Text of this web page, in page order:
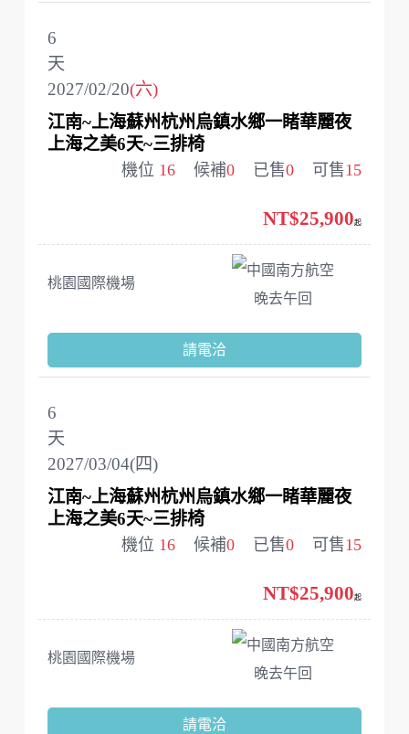
2027/02/20(六)
6
天
江南~上海蘇州杭州烏鎮水鄉一睹華麗夜
上海之美6天~三排椅
機位 16 候補0 已售0 可售15
桃園國際機場
中國南方航空
晚去午回
NT$25,900起
請電洽
2027/03/04(四)
6
天
江南~上海蘇州杭州烏鎮水鄉一睹華麗夜
上海之美6天~三排椅
機位 16 候補0 已售0 可售15
桃園國際機場
中國南方航空
晚去午回
NT$25,900起
請電洽